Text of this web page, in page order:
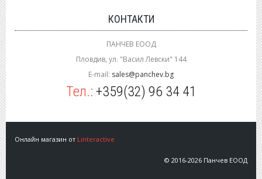
КОНТАКТИ
ПАНЧЕВ ЕООД
Пловдив, ул. "Васил Левски" 144
E-mail: sales@panchev.bg
Тел.: +359(32) 96 34 41
Онлайн магазин от Linteractive
© 2016-2026 Панчев ЕООД